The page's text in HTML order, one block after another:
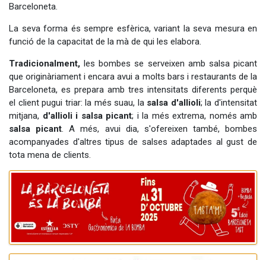
Barceloneta.
La seva forma és sempre esfèrica, variant la seva mesura en
funció de la capacitat de la mà de qui les elabora.
Tradicionalment, les bombes se serveixen amb salsa picant
que originàriament i encara avui a molts bars i restaurants de la
Barceloneta, es prepara amb tres intensitats diferents perquè
el client pugui triar: la més suau, la salsa d'allioli; la d'intensitat
mitjana, d'allioli i salsa picant; i la més extrema, només amb
salsa picant. A més, avui dia, s'ofereixen també, bombes
acompanyades d'altres tipus de salses adaptades al gust de
tota mena de clients.